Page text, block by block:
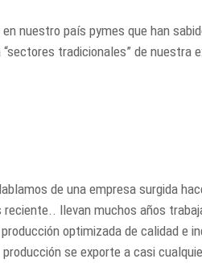
nuestro país pymes que han
tradicionales” de nuestra
de una empresa surgida
llevan muchos años
optimizada de calidad e
se exporte a casi